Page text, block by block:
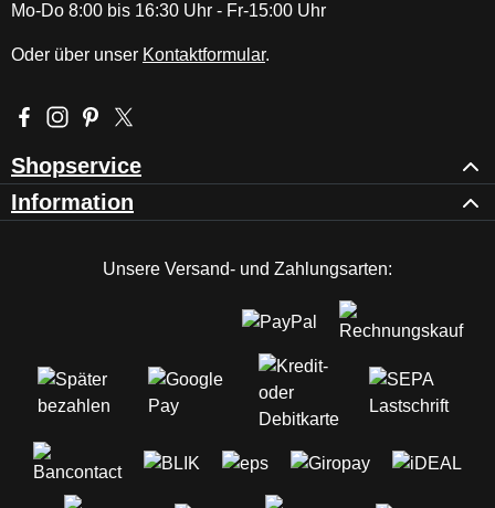
Mo-Do 8:00 bis 16:30 Uhr - Fr-15:00 Uhr
Oder über unser Kontaktformular.
Besuche uns auf Facebook – öffnet in neuem Tab (externer
Schau auf Instagram vorbei – öffnet in neuem Tab
Lass dich auf Pinterest inspirieren – öffnet in neuem
Folge uns auf X – öffnet in neuem Tab (externer
Shopservice
Information
Unsere Versand- und Zahlungsarten: